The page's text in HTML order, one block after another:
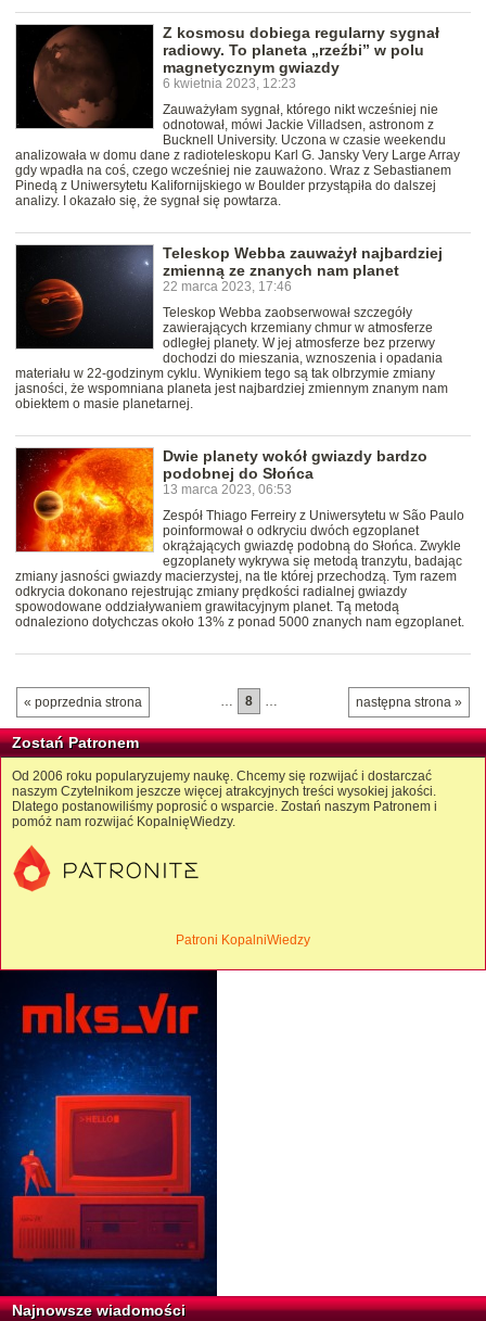
Z kosmosu dobiega regularny sygnał
radiowy. To planeta „rzeźbi” w polu
magnetycznym gwiazdy
6 kwietnia 2023, 12:23
Zauważyłam sygnał, którego nikt wcześniej nie
odnotował, mówi Jackie Villadsen, astronom z
Bucknell University. Uczona w czasie weekendu
analizowała w domu dane z radioteleskopu Karl G. Jansky Very Large Array
gdy wpadła na coś, czego wcześniej nie zauważono. Wraz z Sebastianem
Pinedą z Uniwersytetu Kalifornijskiego w Boulder przystąpiła do dalszej
analizy. I okazało się, że sygnał się powtarza.
Teleskop Webba zauważył najbardziej
zmienną ze znanych nam planet
22 marca 2023, 17:46
Teleskop Webba zaobserwował szczegóły
zawierających krzemiany chmur w atmosferze
odległej planety. W jej atmosferze bez przerwy
dochodzi do mieszania, wznoszenia i opadania
materiału w 22-godzinym cyklu. Wynikiem tego są tak olbrzymie zmiany
jasności, że wspomniana planeta jest najbardziej zmiennym znanym nam
obiektem o masie planetarnej.
Dwie planety wokół gwiazdy bardzo
podobnej do Słońca
13 marca 2023, 06:53
Zespół Thiago Ferreiry z Uniwersytetu w São Paulo
poinformował o odkryciu dwóch egzoplanet
okrążających gwiazdę podobną do Słońca. Zwykle
egzoplanety wykrywa się metodą tranzytu, badając
zmiany jasności gwiazdy macierzystej, na tle której przechodzą. Tym razem
odkrycia dokonano rejestrując zmiany prędkości radialnej gwiazdy
spowodowane oddziaływaniem grawitacyjnym planet. Tą metodą
odnaleziono dotychczas około 13% z ponad 5000 znanych nam egzoplanet.
« poprzednia strona następna strona »
… 8 …
Zostań Patronem
Od 2006 roku popularyzujemy naukę. Chcemy się rozwijać i dostarczać
naszym Czytelnikom jeszcze więcej atrakcyjnych treści wysokiej jakości.
Dlatego postanowiliśmy poprosić o wsparcie. Zostań naszym Patronem i
pomóż nam rozwijać KopalnięWiedzy.
Patroni KopalniWiedzy
Najnowsze wiadomości